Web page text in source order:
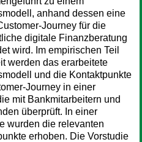
anhand dessen eine
Journey für die
digitale Finanzberatung
wird. Im empirischen Teil
werden das erarbeitete
und die Kontaktpunkte
Journey in einer
mit Bankmitarbeitern und
überprüft. In einer
wurden die relevanten
erhoben. Die Vorstudie